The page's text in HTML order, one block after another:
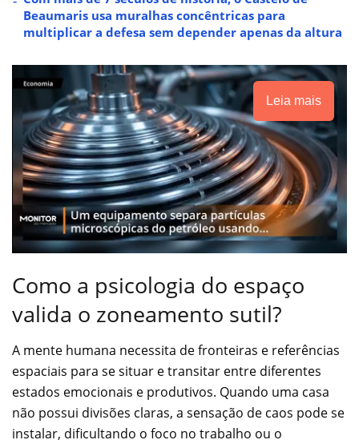
Beaumaris usa muralhas concêntricas para
multiplicar a defesa sem depender apenas da altura
Leia mais
Como a psicologia do espaço
valida o zoneamento sutil?
A mente humana necessita de fronteiras e referências
espaciais para se situar e transitar entre diferentes
estados emocionais e produtivos. Quando uma casa
não possui divisões claras, a sensação de caos pode se
instalar, dificultando o foco no trabalho ou o